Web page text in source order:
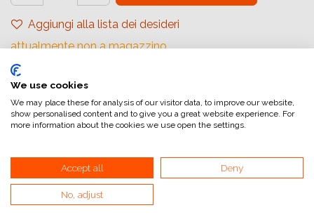
Aggiungi alla lista dei desideri
attualmente non a magazzino
Riferimento interno:
Spessore supporto standard, adatta per stampe
commerciali di piccolo e grande formato con attrezzature
analogiche e digitali.
We use cookies
We may place these for analysis of our visitor data, to improve our website,
show personalised content and to give you a great website experience. For
more information about the cookies we use open the settings.
Accept all Deny
No, adjust